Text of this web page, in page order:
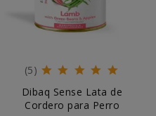
(5)
Dibaq Sense Lata de
Cordero para Perro